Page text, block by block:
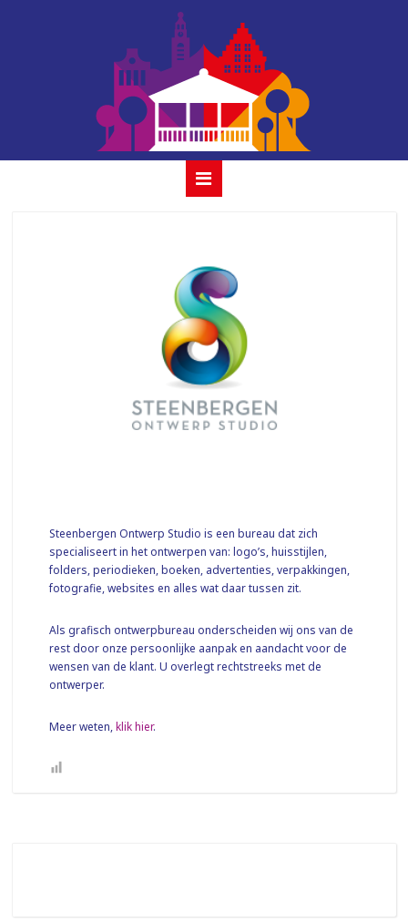
steenbergen
ontwerp studio
Steenbergen Ontwerp Studio is een bureau dat zich
specialiseert in het ontwerpen van: logo’s, huisstijlen,
folders, periodieken, boeken, advertenties, verpakkingen,
fotografie, websites en alles wat daar tussen zit.
Als grafisch ontwerpbureau onderscheiden wij ons van de
rest door onze persoonlijke aanpak en aandacht voor de
wensen van de klant. U overlegt rechtstreeks met de
ontwerper.
Meer weten,klik hier.